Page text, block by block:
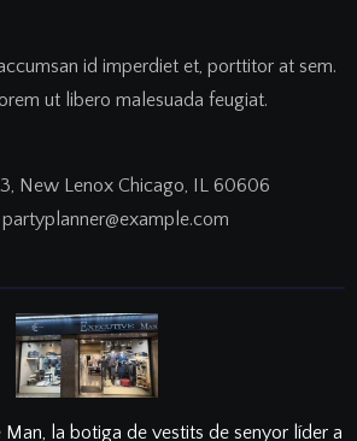
id imperdiet et, porttitor at sem.
ut libero malesuada feugiat.
New Lenox Chicago, IL 60606
Man, la botiga de vestits de senyor líder a